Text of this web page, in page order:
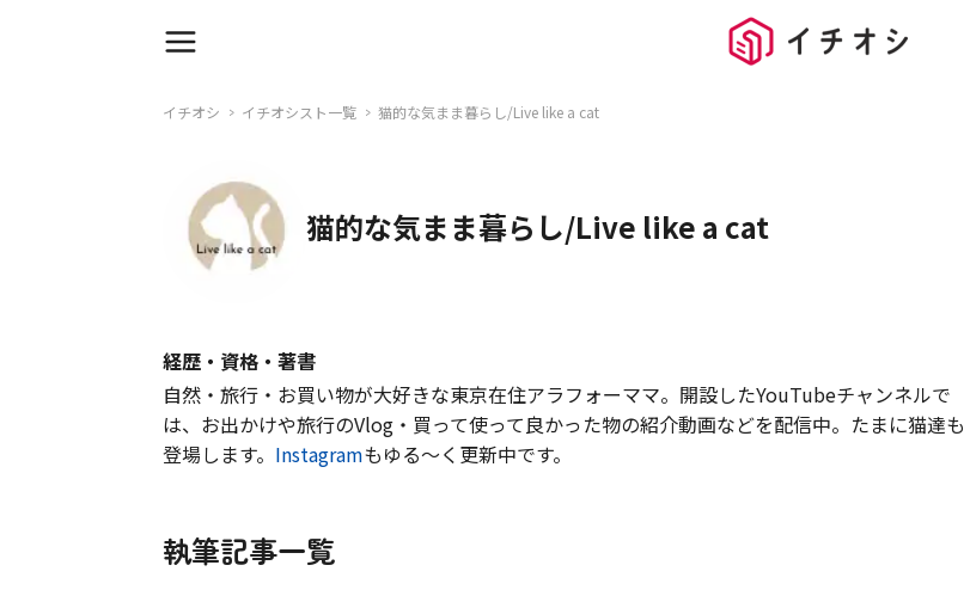
イチオシ イチオシスト一覧 猫的な気まま暮らし/Live like a cat
猫的な気まま暮らし/Live like a cat
経歴・資格・著書
自然・旅行・お買い物が大好きな東京在住アラフォーママ。開設したYouTubeチャンネルで
は、お出かけや旅行のVlog・買って使って良かった物の紹介動画などを配信中。たまに猫達も
登場します。 Instagramもゆる〜く更新中です。
執筆記事一覧